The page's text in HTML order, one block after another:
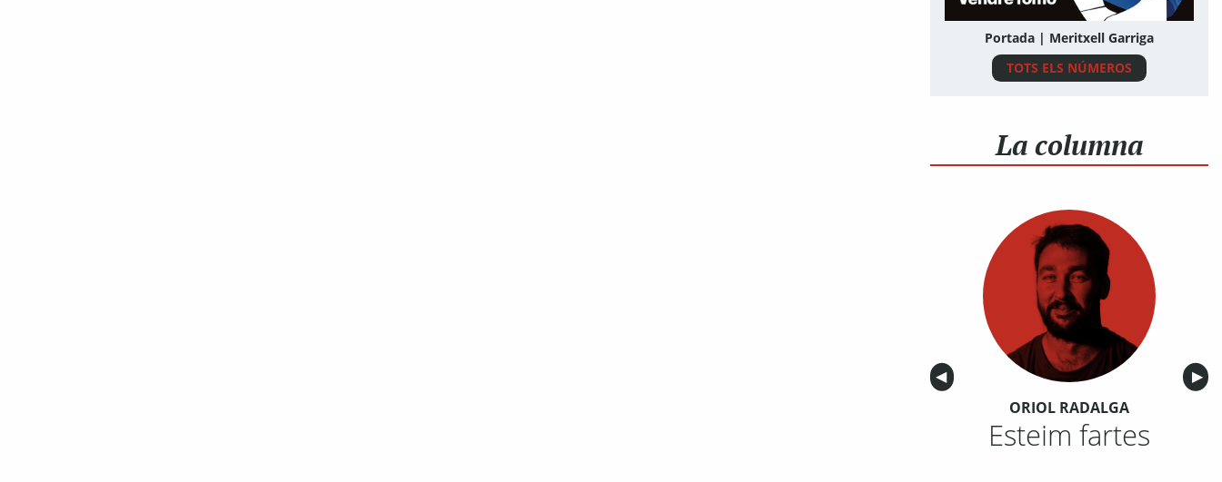
Portada | Meritxell Garriga
TOTS ELS NÚMEROS
La columna
Anterior
◀︎ ▶︎
ORIOL RADALGA
Esteim fartes